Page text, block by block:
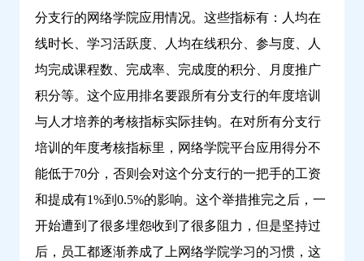
分支行的网络学院应用情况。这些指标有：人均在
线时长、学习活跃度、人均在线积分、参与度、人
均完成课程数、完成率、完成度的积分、月度推广
积分等。这个应用排名要跟所有分支行的年度培训
与人才培养的考核指标实际挂钩。在对所有分支行
培训的年度考核指标里，网络学院平台应用得分不
能低于70分，否则会对这个分支行的一把手的工资
和提成有1%到0.5%的影响。这个举措推完之后，一
开始遭到了很多埋怨收到了很多阻力，但是坚持过
后，员工都逐渐养成了上网络学院学习的习惯，这